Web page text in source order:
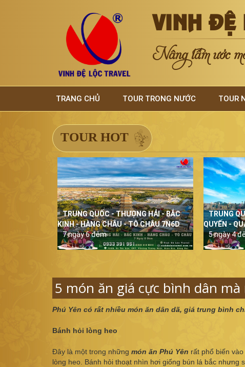
VINH ĐỆ
Nâng tầm ước
TRANG CHỦ TOUR TRONG NƯỚC TOUR
TOUR HOT
TRUNG QUỐC - THƯỢNG HẢI - BẮC
KINH - HÀNG CHÂU - TÔ CHÂU 7N6D
7 ngày 6 đêm
TRUNG
QUYẾN -
5 ngày 4
5 món ăn giá cực bình dân
Phú Yên có rất nhiều món ăn dân dã, giá trung bình
Bánh hỏi lòng heo
Đây là một trong những món ăn Phú Yên rất phổ biến
lòng heo. Bánh hỏi thoạt nhìn hơi giống bún lá bắc